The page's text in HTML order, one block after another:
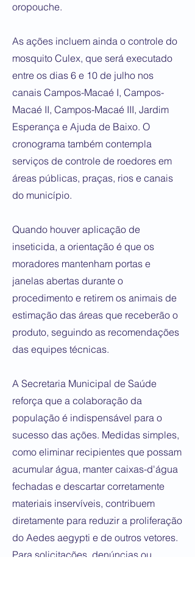
oropouche.
As ações incluem ainda o controle do
mosquito Culex, que será executado
entre os dias 6 e 10 de julho nos
canais Campos-Macaé I, Campos-
Macaé II, Campos-Macaé III, Jardim
Esperança e Ajuda de Baixo. O
cronograma também contempla
serviços de controle de roedores em
áreas públicas, praças, rios e canais
do município.
Quando houver aplicação de
inseticida, a orientação é que os
moradores mantenham portas e
janelas abertas durante o
procedimento e retirem os animais de
estimação das áreas que receberão o
produto, seguindo as recomendações
das equipes técnicas.
A Secretaria Municipal de Saúde
reforça que a colaboração da
população é indispensável para o
sucesso das ações. Medidas simples,
como eliminar recipientes que possam
acumular água, manter caixas-d'água
fechadas e descartar corretamente
materiais inservíveis, contribuem
diretamente para reduzir a proliferação
do Aedes aegypti e de outros vetores.
Para solicitações, denúncias ou